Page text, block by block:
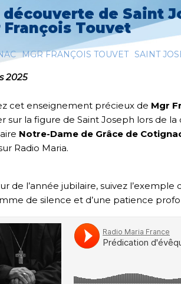
découverte de Saint
François Touvet
MGR FRANÇOIS TOUVET SAINT
2025
cet enseignement précieux de Mgr
sur la figure de Saint Joseph lors de la
Notre-Dame de Grâce de
Radio Maria.
de l’année jubilaire, suivez l’exemple
de silence et d’une patience